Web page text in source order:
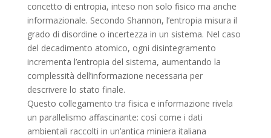
concetto di entropia, inteso non solo fisico ma anche
informazionale. Secondo Shannon, l’entropia misura il
grado di disordine o incertezza in un sistema. Nel caso
del decadimento atomico, ogni disintegramento
incrementa l’entropia del sistema, aumentando la
complessità dell’informazione necessaria per
descrivere lo stato finale.
Questo collegamento tra fisica e informazione rivela
un parallelismo affascinante: così come i dati
ambientali raccolti in un’antica miniera italiana